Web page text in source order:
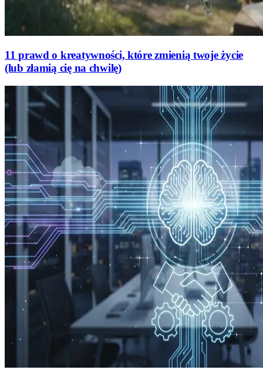
11 prawd o kreatywności, które zmienią twoje życie
(lub złamią cię na chwilę)